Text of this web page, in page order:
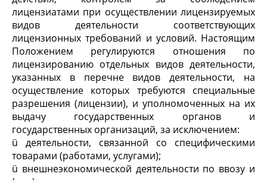
лицензиатами при осуществлении лицензируемых
видов деятельности соответствующих
лицензионных требований и условий. Настоящим
Положением регулируются отношения по
лицензированию отдельных видов деятельности,
указанных в перечне видов деятельности, на
осуществление которых требуются специальные
разрешения (лицензии), и уполномоченных на их
выдачу государственных органов и
государственных организаций, за исключением:
ü деятельности, связанной со специфическими
товарами (работами, услугами);
ü внешнеэкономической деятельности по ввозу и